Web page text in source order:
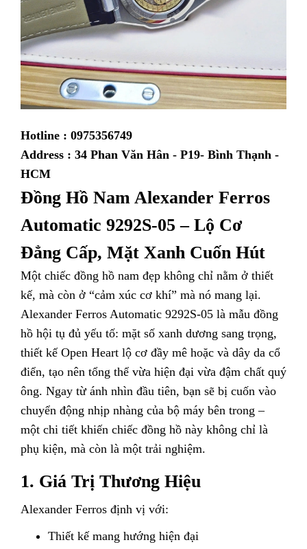
Hotline : 0975356749
Address : 34 Phan Văn Hân - P19- Bình Thạnh -
HCM
Đồng Hồ Nam Alexander Ferros
Automatic 9292S-05 – Lộ Cơ
Đẳng Cấp, Mặt Xanh Cuốn Hút
Một chiếc đồng hồ nam đẹp không chỉ nằm ở thiết
kế, mà còn ở “cảm xúc cơ khí” mà nó mang lại.
Alexander Ferros Automatic 9292S-05 là mẫu đồng
hồ hội tụ đủ yếu tố: mặt số xanh dương sang trọng,
thiết kế Open Heart lộ cơ đầy mê hoặc và dây da cổ
điển, tạo nên tổng thể vừa hiện đại vừa đậm chất quý
ông. Ngay từ ánh nhìn đầu tiên, bạn sẽ bị cuốn vào
chuyển động nhịp nhàng của bộ máy bên trong –
một chi tiết khiến chiếc đồng hồ này không chỉ là
phụ kiện, mà còn là một trải nghiệm.
1. Giá Trị Thương Hiệu
Alexander Ferros định vị với:
Thiết kế mang hướng hiện đại